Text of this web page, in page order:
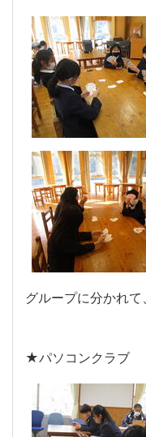
グループに分かれて
★パソコンクラブ